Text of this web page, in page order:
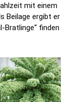
mit einem
Beilage ergibt er
Bratlinge“ finden